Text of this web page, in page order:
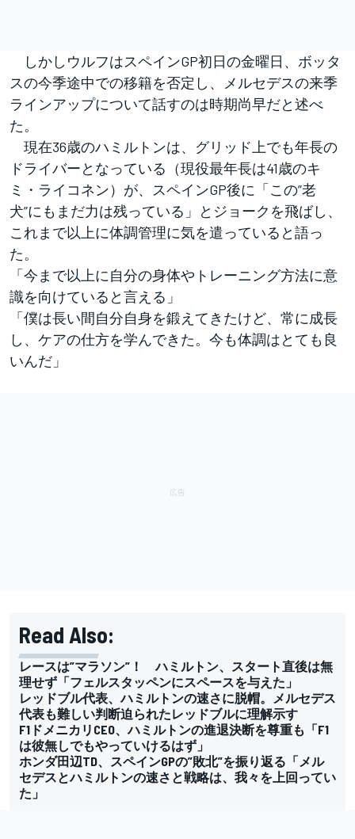
しかしウルフはスペインGP初日の金曜日、ボッタ
スの今季途中での移籍を否定し、メルセデスの来季
ラインアップについて話すのは時期尚早だと述べ
た。
現在36歳のハミルトンは、グリッド上でも年長の
ドライバーとなっている（現役最年長は41歳のキ
ミ・ライコネン）が、スペインGP後に「この”老
犬”にもまだ力は残っている」とジョークを飛ばし、
これまで以上に体調管理に気を遣っていると語っ
た。
「今まで以上に自分の身体やトレーニング方法に意
識を向けていると言える」
「僕は長い間自分自身を鍛えてきたけど、常に成長
し、ケアの仕方を学んできた。今も体調はとても良
いんだ」
Read Also:
レースは”マラソン”！ ハミルトン、スタート直後は無
理せず「フェルスタッペンにスペースを与えた」
レッドブル代表、ハミルトンの速さに脱帽。メルセデス
代表も難しい判断迫られたレッドブルに理解示す
F1ドメニカリCEO、ハミルトンの進退決断を尊重も「F1
は彼無しでもやっていけるはず」
ホンダ田辺TD、スペインGPの”敗北”を振り返る「メル
セデスとハミルトンの速さと戦略は、我々を上回ってい
た」